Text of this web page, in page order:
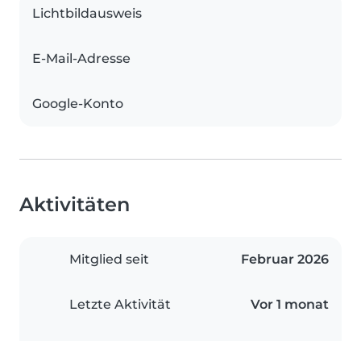
Lichtbildausweis
E-Mail-Adresse
Google-Konto
Aktivitäten
Mitglied seit Februar 2026
Letzte Aktivität Vor 1 monat